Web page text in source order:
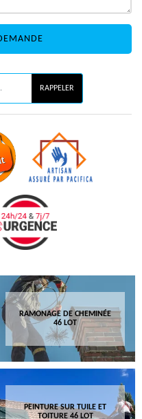
RAMONAGE DE CHEMINÉE
46 LOT
PEINTURE SUR TUILE ET
TOITURE 46 LOT